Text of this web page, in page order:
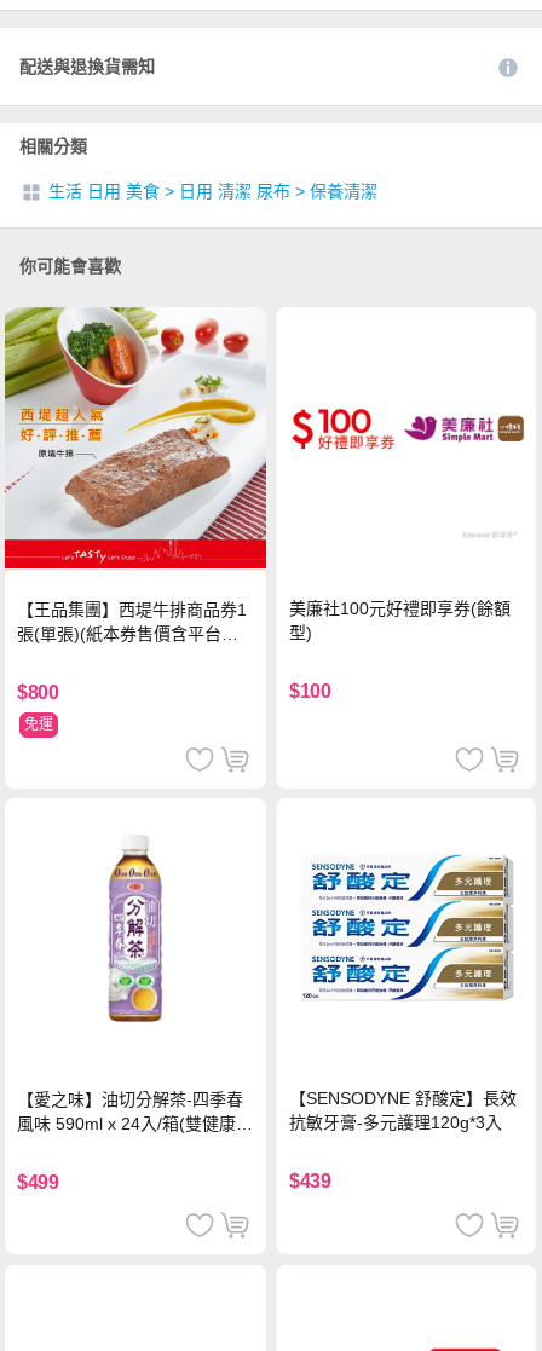
配送與退換貨需知
相關分類
生活 日用 美食 > 日用 清潔 尿布 > 保養清潔
你可能會喜歡
【王品集團】西堤牛排商品券1
張(單張)(紙本券售價含平台物
$800
免運
美廉社100元好禮即享券(餘額
型)
$100
【愛之味】油切分解茶-四季春
風味 590ml x 24入/箱(雙健康認
$499
【SENSODYNE 舒酸定】長效
抗敏牙膏-多元護理120g*3入
$439